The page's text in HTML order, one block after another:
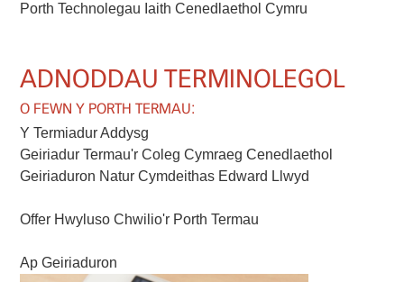
Porth Technolegau Iaith Cenedlaethol Cymru
ADNODDAU TERMINOLEGOL
O FEWN Y PORTH TERMAU:
Y Termiadur Addysg
Geiriadur Termau'r Coleg Cymraeg Cenedlaethol
Geiriaduron Natur Cymdeithas Edward Llwyd
Offer Hwyluso Chwilio'r Porth Termau
Ap Geiriaduron